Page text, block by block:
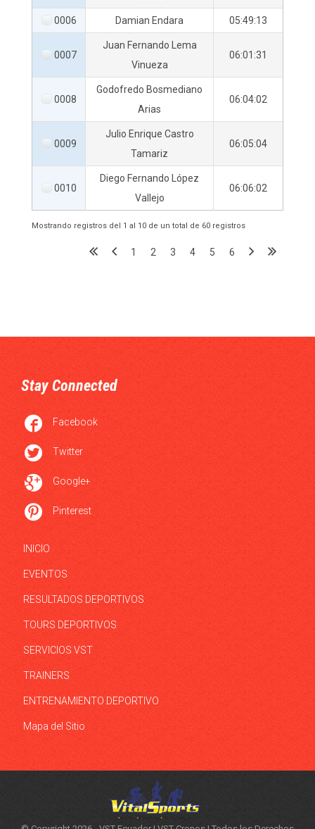
0006 Damian Endara 05:49:13
0007
Juan Fernando Lema
Vinueza
06:01:31
0008
Godofredo Bosmediano
Arias
06:04:02
0009
Julio Enrique Castro
Tamariz
06:05:04
0010
Diego Fernando López
Vallejo
06:06:02
Mostrando registros del 1 al 10 de un total de 60 registros
1 2 3 4 5 6
Stay Connected
 Facebook
 Twitter
 Google+
 Pinterest
INICIO
EVENTOS
RESULTADOS DEPORTIVOS
TOURS DEPORTIVOS
SERVICIOS VST
TRAINERS
ENTRENAMIENTO DEPORTIVO
Mapa del Sitio